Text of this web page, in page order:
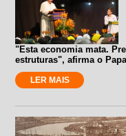
"Esta economia mata.
estruturas", afirma o
LER MAIS